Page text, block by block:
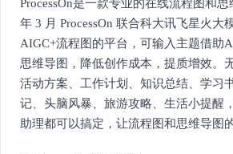
ProcessOn是一款专业的在线流程图和
年 3 月 ProcessOn 联合科大讯飞星火大
AIGC+流程图的平台，可输入主题借助
思维导图，降低创作成本，提质增效。
活动方案、工作计划、知识总结、学习
记、头脑风暴、旅游攻略、生活小提醒
助理都可以搞定，让流程图和思维导图